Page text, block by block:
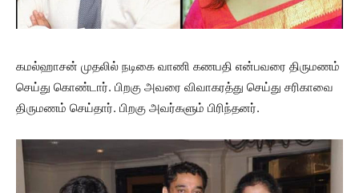
கமல்ஹாசன் முதலில் நடிகை வாணி கணபதி என்பவரை திருமணம்
செய்து கொண்டார். பிறகு அவரை விவாகரத்து செய்து சரிகாவை
திருமணம் செய்தார். பிறகு அவர்களும் பிரிந்தனர்.